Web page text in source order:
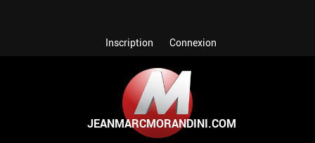
Inscription Connexion